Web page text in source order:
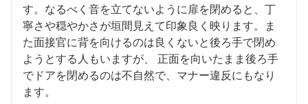
す。なるべく音を立てないように扉を閉めると、丁
寧さや穏やかさが垣間見えて印象良く映ります。ま
た面接官に背を向けるのは良くないと後ろ手で閉め
ようとする人もいますが、 正面を向いたまま後ろ手
でドアを閉めるのは不自然で、マナー違反にもなり
ます。